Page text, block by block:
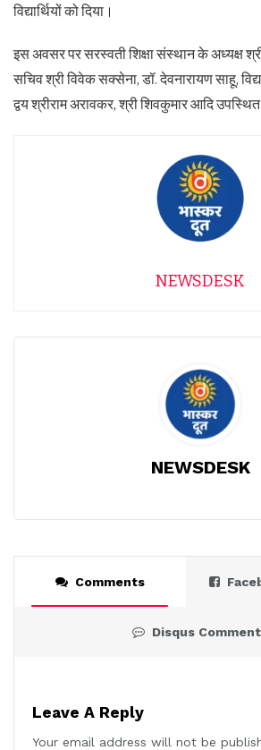
विद्यार्थियों को दिया।
इस अवसर पर सरस्वती शिक्षा संस्थान के अध्यक्ष
सचिव श्री विवेक सक्सेना, डॉ. देवनारायण साहू,
द्वय श्रीराम अरावकर, श्री शिवकुमार आदि
NEWSDESK
NEWSDESK
Comments
Disqus
Leave A Reply
Your email address will not be